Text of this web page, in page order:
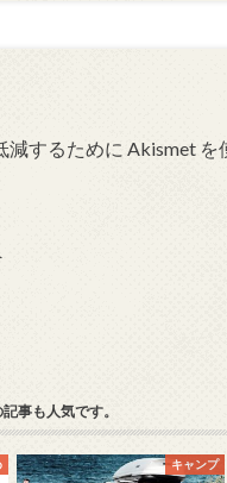
するために Akismet を
事も人気です。
キャンプ